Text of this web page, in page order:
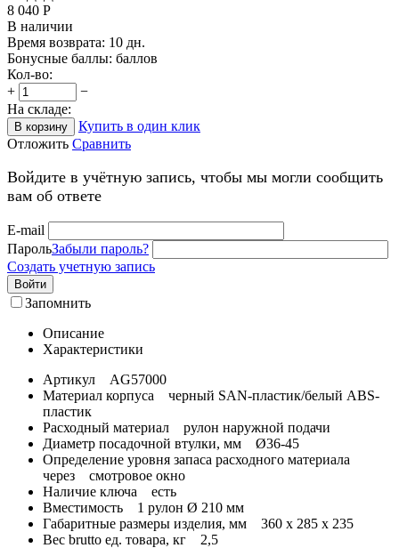
8 040 Р
В наличии
Время возврата: 10 дн.
Бонусные баллы: баллов
Кол-во:
+
−
На складе:
В корзину
Купить в один клик
Отложить Сравнить
Войдите в учётную запись, чтобы мы могли сообщить
вам об ответе
E-mail
ПарольЗабыли пароль?
Создать учетную запись
Войти
Запомнить
Описание
Характеристики
Артикул AG57000
Материал корпуса черный SAN-пластик/белый ABS-
пластик
Расходный материал рулон наружной подачи
Диаметр посадочной втулки, мм Ø36-45
Определение уровня запаса расходного материала
через смотровое окно
Наличие ключа есть
Вместимость 1 рулон Ø 210 мм
Габаритные размеры изделия, мм 360 x 285 x 235
Вес brutto ед. товара, кг 2,5